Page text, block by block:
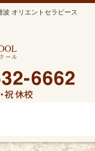
オリエントセラピース